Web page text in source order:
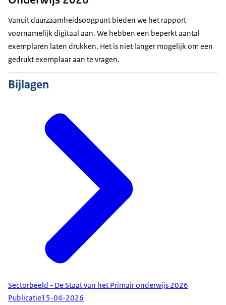
Vanuit duurzaamheidsoogpunt bieden we het rapport
voornamelijk digitaal aan. We hebben een beperkt aantal
exemplaren laten drukken. Het is niet langer mogelijk om een
gedrukt exemplaar aan te vragen.
Bijlagen
Sectorbeeld - De Staat van het Primair onderwijs 2026
Publicatie15-04-2026